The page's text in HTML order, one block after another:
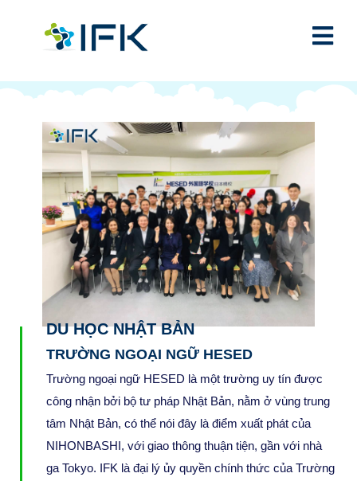
DU HỌC NHẬT BẢN
TRƯỜNG NGOẠI NGỮ HESED
Trường ngoại ngữ HESED là một trường uy tín được
công nhận bởi bộ tư pháp Nhật Bản, nằm ở vùng trung
tâm Nhật Bản, có thể nói đây là điểm xuất phát của
NIHONBASHI, với giao thông thuận tiện, gần với nhà
ga Tokyo. IFK là đại lý ủy quyền chính thức của Trường